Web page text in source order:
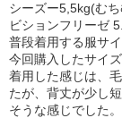
シーズー5,5kg(む
ビションフリーゼ
普段着用する服サ
今回購入したサイ
着用した感じは、
たが、背丈が少し
そうな感じでした。